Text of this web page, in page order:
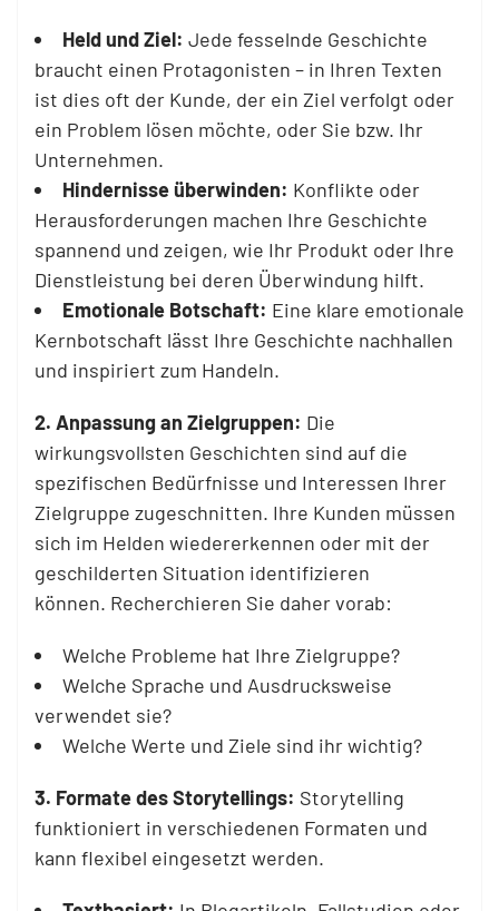
Held und Ziel: Jede fesselnde Geschichte
braucht einen Protagonisten – in Ihren Texten
ist dies oft der Kunde, der ein Ziel verfolgt oder
ein Problem lösen möchte, oder Sie bzw. Ihr
Unternehmen.
Hindernisse überwinden: Konflikte oder
Herausforderungen machen Ihre Geschichte
spannend und zeigen, wie Ihr Produkt oder Ihre
Dienstleistung bei deren Überwindung hilft.
Emotionale Botschaft: Eine klare emotionale
Kernbotschaft lässt Ihre Geschichte nachhallen
und inspiriert zum Handeln.
2. Anpassung an Zielgruppen: Die
wirkungsvollsten Geschichten sind auf die
spezifischen Bedürfnisse und Interessen Ihrer
Zielgruppe zugeschnitten. Ihre Kunden müssen
sich im Helden wiedererkennen oder mit der
geschilderten Situation identifizieren
können. Recherchieren Sie daher vorab:
Welche Probleme hat Ihre Zielgruppe?
Welche Sprache und Ausdrucksweise
verwendet sie?
Welche Werte und Ziele sind ihr wichtig?
3. Formate des Storytellings: Storytelling
funktioniert in verschiedenen Formaten und
kann flexibel eingesetzt werden.